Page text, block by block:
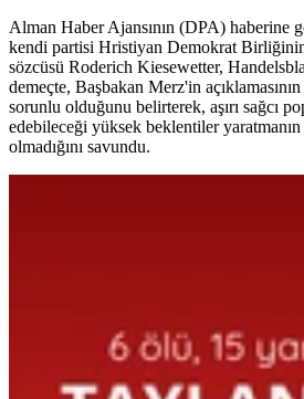
Alman Haber Ajansının (DPA) haberine
kendi partisi Hristiyan Demokrat
sözcüsü Roderich Kiesewetter,
demeçte, Başbakan Merz'in
sorunlu olduğunu belirterek, aşırı sağcı
edebileceği yüksek beklentiler yaratmanın
olmadığını savundu.